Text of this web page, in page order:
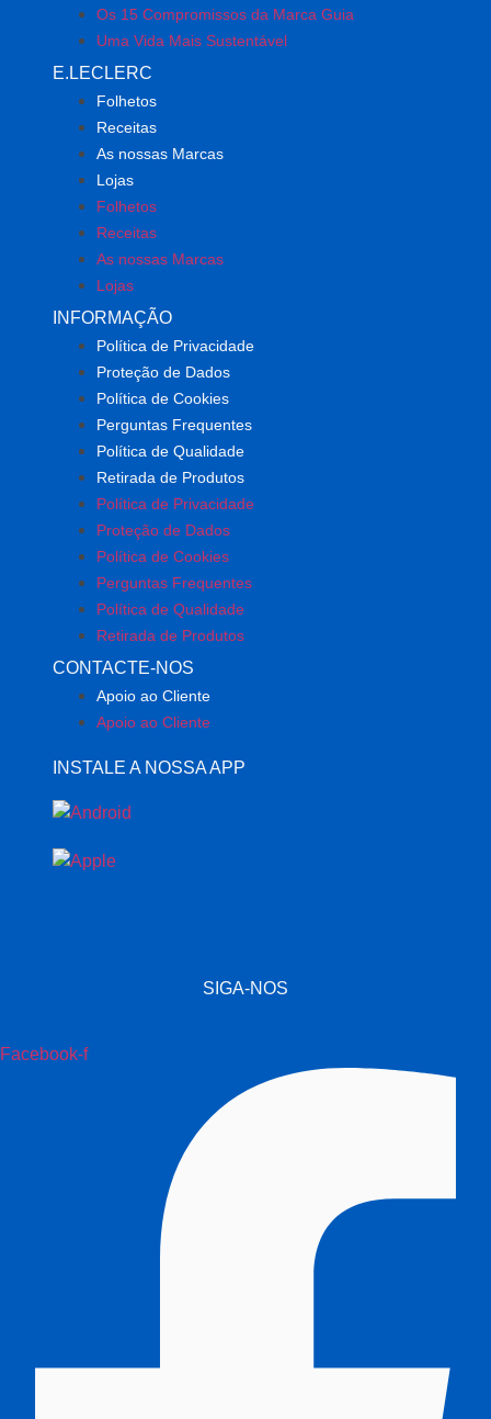
Os 15 Compromissos da Marca Guia
Uma Vida Mais Sustentável
E.LECLERC
Folhetos
Receitas
As nossas Marcas
Lojas
Folhetos
Receitas
As nossas Marcas
Lojas
INFORMAÇÃO
Política de Privacidade
Proteção de Dados
Política de Cookies
Perguntas Frequentes
Política de Qualidade
Retirada de Produtos
Política de Privacidade
Proteção de Dados
Política de Cookies
Perguntas Frequentes
Política de Qualidade
Retirada de Produtos
CONTACTE-NOS
Apoio ao Cliente
Apoio ao Cliente
INSTALE A NOSSA APP
SIGA-NOS
Facebook-f